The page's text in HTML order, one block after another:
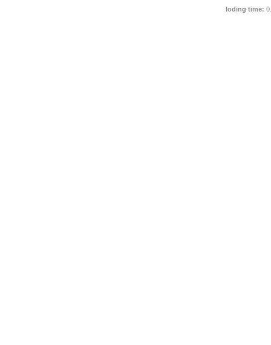
loding time: